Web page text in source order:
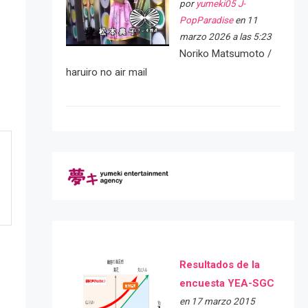
por yumeki05 J-
PopParadiseen 11
marzo 2026 a las 5:23
Noriko Matsumoto /
haruiro no air mail
Resultados de la
encuesta YEA-SGC
en 17 marzo 2015